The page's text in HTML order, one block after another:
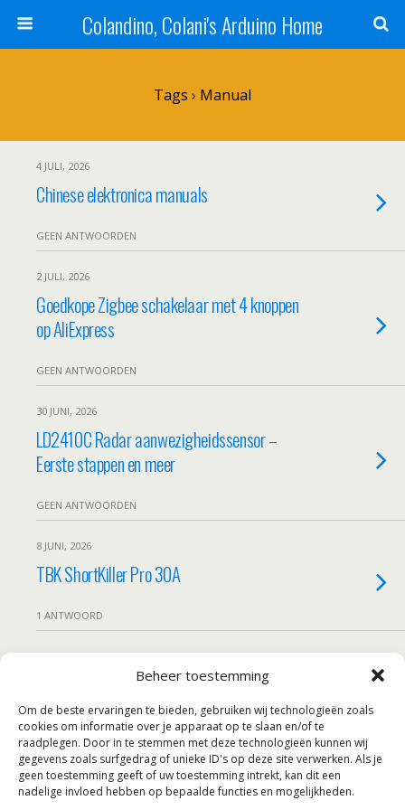
Beheer toestemming
Om de beste ervaringen te bieden, gebruiken wij technologieën zoals
cookies om informatie over je apparaat op te slaan en/of te
raadplegen. Door in te stemmen met deze technologieën kunnen wij
gegevens zoals surfgedrag of unieke ID's op deze site verwerken. Als je
geen toestemming geeft of uw toestemming intrekt, kan dit een
nadelige invloed hebben op bepaalde functies en mogelijkheden.
Colandino, Colani's Arduino Home
Tags › Manual
4 JULI, 2026
Chinese elektronica manuals
GEEN ANTWOORDEN
2 JULI, 2026
Goedkope Zigbee schakelaar met 4 knoppen
op AliExpress
GEEN ANTWOORDEN
30 JUNI, 2026
LD2410C Radar aanwezigheidssensor –
Eerste stappen en meer
GEEN ANTWOORDEN
8 JUNI, 2026
TBK ShortKiller Pro 30A
1 ANTWOORD
6 APRIL, 2026
Retro Chip Tester Pro assemblage
GEEN ANTWOORDEN
Laad Meer Die Getagd Zijn Zoals Deze…